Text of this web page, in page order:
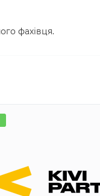
фахівця.